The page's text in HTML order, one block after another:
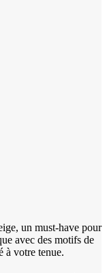
un must-have pour
avec des motifs de
à votre tenue.